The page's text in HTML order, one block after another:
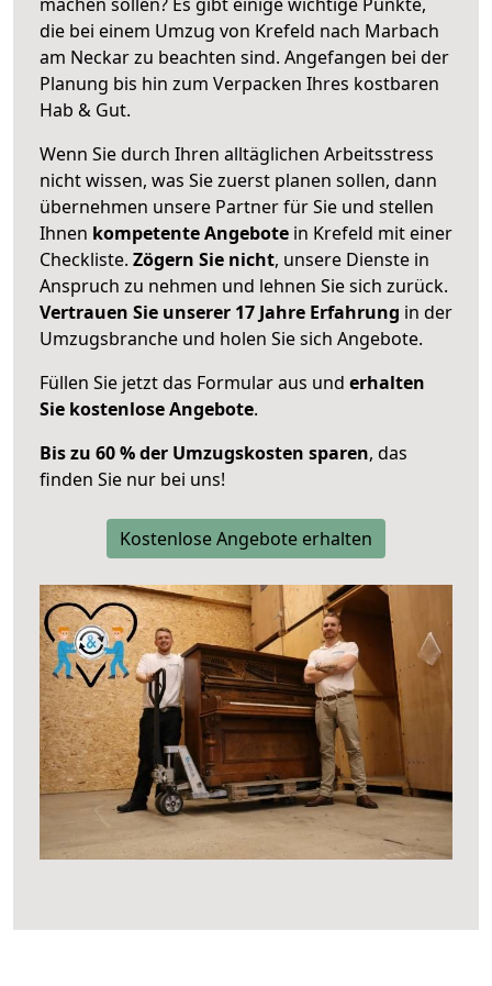
die bei einem Umzug von Krefeld nach Marbach
am Neckar zu beachten sind. Angefangen bei der
Planung bis hin zum Verpacken Ihres kostbaren
Hab & Gut.
Wenn Sie durch Ihren alltäglichen Arbeitsstress
nicht wissen, was Sie zuerst planen sollen, dann
übernehmen unsere Partner für Sie und stellen
Ihnen kompetente Angebote in Krefeld mit einer
Checkliste. Zögern Sie nicht, unsere Dienste in
Anspruch zu nehmen und lehnen Sie sich zurück.
Vertrauen Sie unserer 17 Jahre Erfahrung in der
Umzugsbranche und holen Sie sich Angebote.
Füllen Sie jetzt das Formular aus und erhalten
Sie kostenlose Angebote.
Bis zu 60 % der Umzugskosten sparen, das
finden Sie nur bei uns!
Kostenlose Angebote erhalten